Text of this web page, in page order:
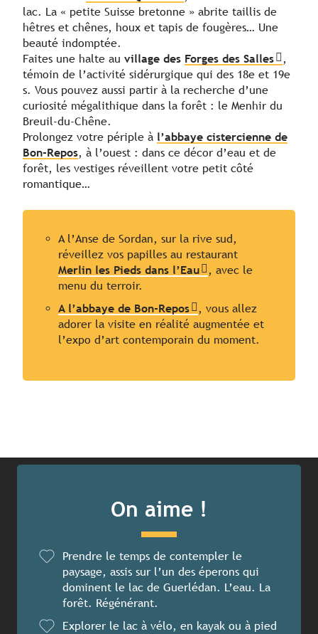
lac. La « petite Suisse bretonne » abrite taillis de
hêtres et chênes, houx et tapis de fougères… Une
beauté indomptée.
Faites une halte au village des Forges des Salles
,
témoin de l’activité sidérurgique qui des 18e et 19e
s. Vous pouvez aussi partir à la recherche d’une
curiosité mégalithique dans la forêt : le Menhir du
Breuil-du-Chêne.
Prolongez votre périple à l’abbaye cistercienne de
Bon-Repos, à l’ouest : dans ce décor d’eau et de
forêt, les vestiges réveillent votre petit côté
romantique…
A l’Anse de Sordan, sur la rive sud,
réveillez vos papilles au restaurant
Merlin les Pieds dans l’Eau
, avec le
menu du terroir.
A l’abbaye de Bon-Repos
, vous allez
adorer la visite en réalité augmentée et
l’expo d’art contemporain du moment.
On aime !
Prendre le temps de contempler le
paysage, assis sur l’un des éperons qui
dominent le lac de Guerlédan. L’eau. La
forêt. Régénérant.
Explorer le lac à vélo, en kayak ou à pied